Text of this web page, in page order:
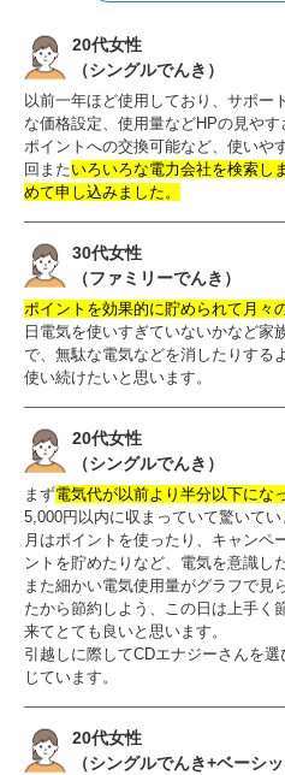
20代女性
（シングルでんき）
以前一年ほど使用しており、サポー
な価格設定、使用量などHPの見や
ポイントへの交換可能など、使いや
回またいろいろな電力会社を検索し
めて申し込みました。
30代女性
（ファミリーでんき）
ポイントを効果的に貯められて月々
日電気を使いすぎていないかなど家
で、無駄な電気などを消したりする
使い続けたいと思います。
20代女性
（シングルでんき）
まず電気代が以前より半分以下にな
5,000円以内に収まっていて驚いて
月はポイントを使ったり、キャンペ
ントを貯めたりなど、電気を意識し
また細かい電気使用量がグラフで見
たから節約しよう、この日は上手く
来てとても良いと思います。
引越しに際してCDエナジーさんを
じています。
20代女性
（シングルでんき+ベーシッ